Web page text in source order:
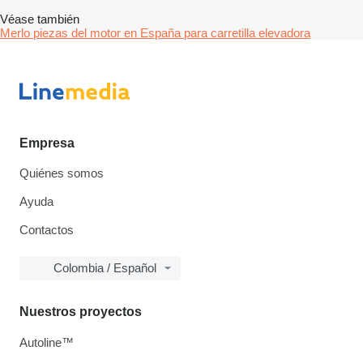
Véase también
Merlo piezas del motor en España para carretilla elevadora
Empresa
Quiénes somos
Ayuda
Contactos
Colombia / Español
Nuestros proyectos
Autoline™